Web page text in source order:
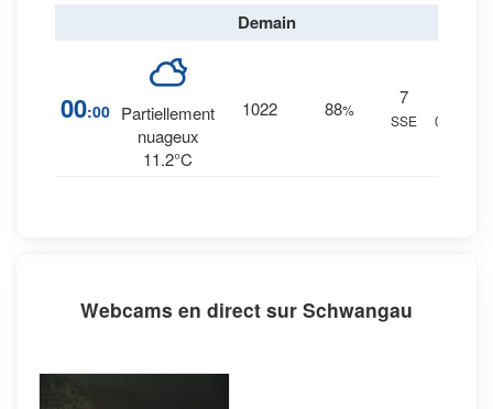
Demain
00:00 Partiellement
nuageux
11.2°C
1022 88%
7
SSE
0 mm.
Webcams en direct sur Schwangau